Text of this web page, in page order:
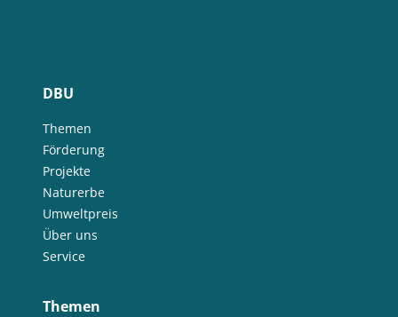
DBU
Themen
Förderung
Projekte
Naturerbe
Umweltpreis
Über uns
Service
Themen